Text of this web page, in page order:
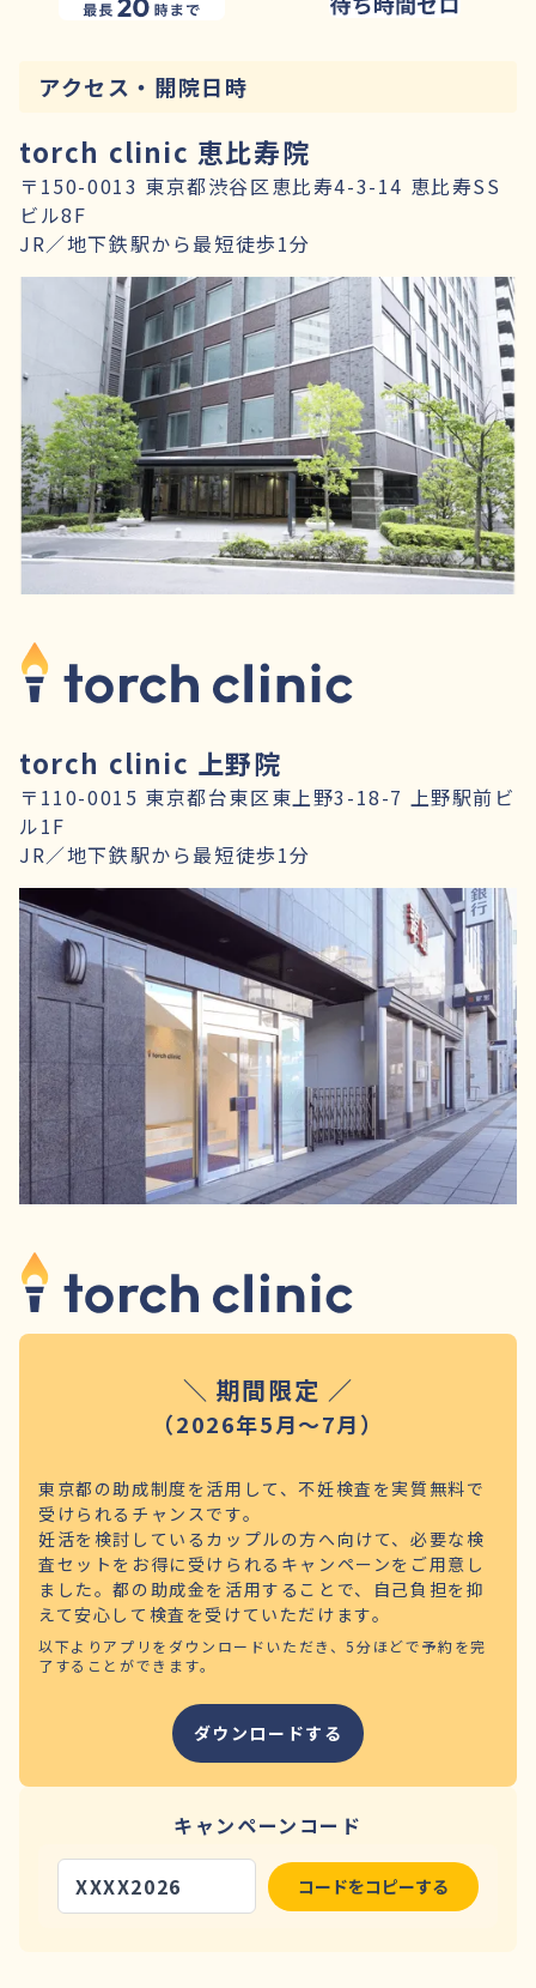
アクセス・開院日時
torch clinic 恵比寿院
〒150-0013 東京都渋谷区恵比寿4-3-14 恵比寿SS
ビル8F
JR／地下鉄駅から最短徒歩1分
torch clinic 上野院
〒110-0015 東京都台東区東上野3-18-7 上野駅前ビ
ル1F
JR／地下鉄駅から最短徒歩1分
＼ 期間限定 ／
（2026年5月～7月）
東京都の助成制度を活用して、不妊検査を実質無料で
受けられるチャンスです。
妊活を検討しているカップルの方へ向けて、必要な検
査セットをお得に受けられるキャンペーンをご用意し
ました。都の助成金を活用することで、自己負担を抑
えて安心して検査を受けていただけます。
以下よりアプリをダウンロードいただき、5分ほどで予約を完
了することができます。
ダウンロードする
キャンペーンコード
XXXX2026 コードをコピーする